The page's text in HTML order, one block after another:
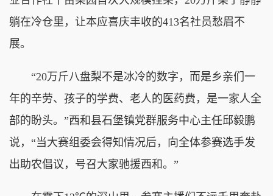
躺在冷仓里，让本应喜庆丰收的413名社员愁眉不
展。
“20万斤八盘梨不是冰冷的数字，而是乡亲们一
年的辛劳、孩子的学费、老人的医药费，是一家人全
部的盼头。”西和县石堡镇党群服务中心主任邱毅鹏
说，“当大赛组委会得知情况后，向全体参赛选手发
出助农倡议，号召大家驰援西和。”